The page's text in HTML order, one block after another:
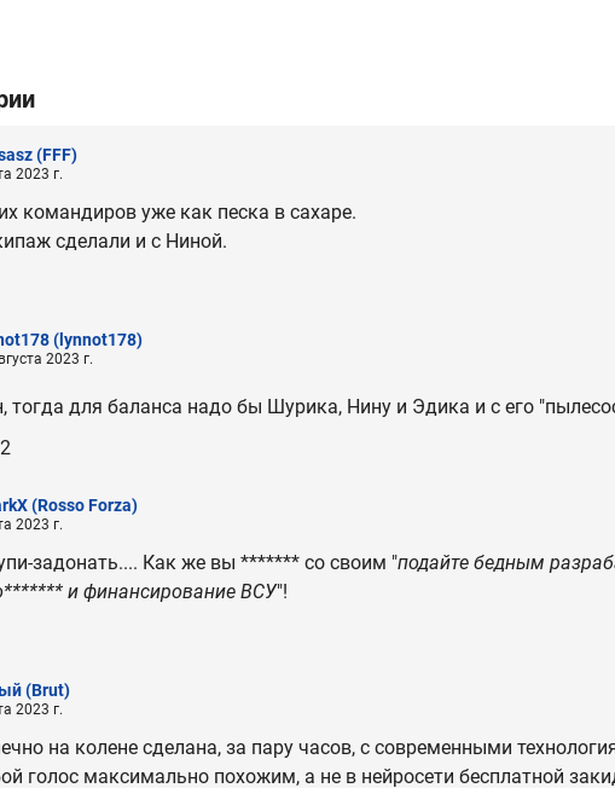
(FFF)
2023 г.
командиров уже как песка в сахаре.
сделали и с Ниной.
(lynnot178)
2023 г.
тогда для баланса надо бы Шурика, Нину и Эдика и с его
2
(Rosso Forza)
2023 г.
задонать.... Как же вы ******* со своим "подайте бедным
и финансирование ВСУ"!
(Brut)
2023 г.
на колене сделана, за пару часов, с современными
голос максимально похожим, а не в нейросети бесплатной